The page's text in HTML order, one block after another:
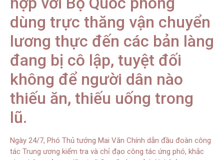
dùng trực thăng vận chuyển
lương thực đến các bản làng
đang bị cô lập, tuyệt đối
không để người dân nào
thiếu ăn, thiếu uống trong
lũ.
Ngày 24/7, Phó Thủ tướng Mai Văn Chính dẫn đầu đoàn công
tác Trung ương kiểm tra và chỉ đạo công tác ứng phó, khắc